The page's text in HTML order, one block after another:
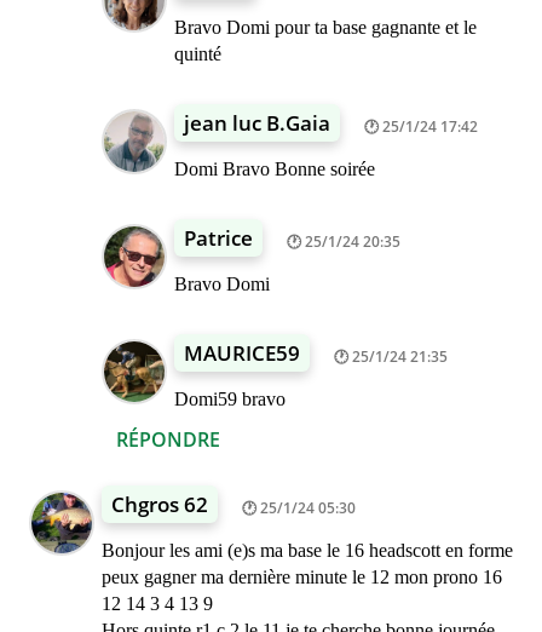
RÉPONDRE
Bravo Domi pour ta base gagnante et le
quinté
jean luc B.Gaia 25/1/24 17:42
Domi Bravo Bonne soirée
Patrice 25/1/24 20:35
Bravo Domi
MAURICE59 25/1/24 21:35
Domi59 bravo
Chgros 62 25/1/24 05:30
Bonjour les ami (e)s ma base le 16 headscott en forme
peux gagner ma dernière minute le 12 mon prono 16
12 14 3 4 13 9